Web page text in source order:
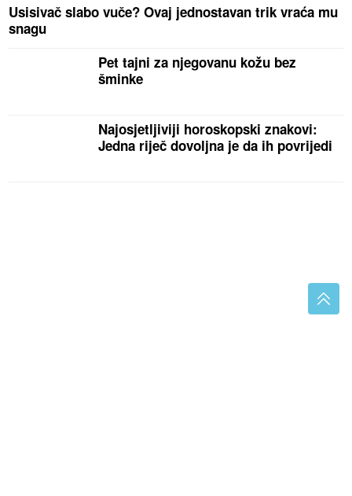
Usisivač slabo vuče? Ovaj jednostavan trik vraća mu
snagu
Pet tajni za njegovanu kožu bez
šminke
Najosjetljiviji horoskopski znakovi:
Jedna riječ dovoljna je da ih povrijedi